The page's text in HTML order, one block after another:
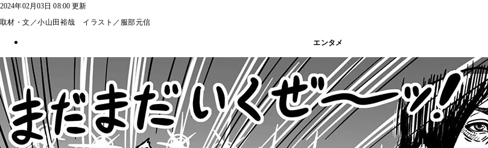
2024年02月03日 08:00 更新
取材・文／小山田裕哉 イラスト／服部元信
エンタメ